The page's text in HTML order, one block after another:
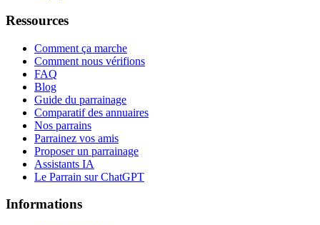
Ressources
Comment ça marche
Comment nous vérifions
FAQ
Blog
Guide du parrainage
Comparatif des annuaires
Nos parrains
Parrainez vos amis
Proposer un parrainage
Assistants IA
Le Parrain sur ChatGPT
Informations